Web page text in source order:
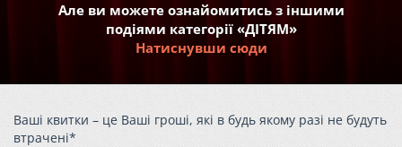
Але ви можете ознайомитись з іншими
подіями категорії «ДІТЯМ»
Натиснувши сюди
Ваші квитки – це Ваші гроші, які в будь якому разі не будуть
втрачені*